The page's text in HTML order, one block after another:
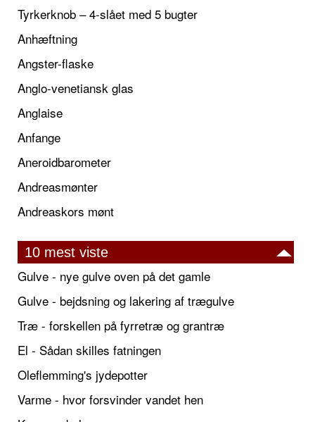
Tyrkerknob – 4-slået med 5 bugter
Anhæftning
Angster-flaske
Anglo-venetiansk glas
Anglaise
Anfange
Aneroidbarometer
Andreasmønter
Andreaskors mønt
10 mest viste
Gulve - nye gulve oven på det gamle
Gulve - bejdsning og lakering af trægulve
Træ - forskellen på fyrretræ og grantræ
El - Sådan skilles fatningen
Oleflemming's jydepotter
Varme - hvor forsvinder vandet hen